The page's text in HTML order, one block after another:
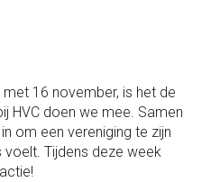
16 november, is het de
HVC doen we mee. Samen
om een vereniging te zijn
voelt. Tijdens deze week